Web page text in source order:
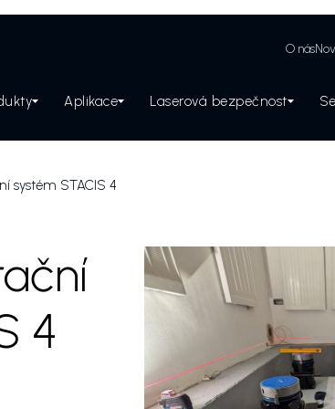
O nás
Aplikace Laserová bezpečnost
systém STACIS 4
4